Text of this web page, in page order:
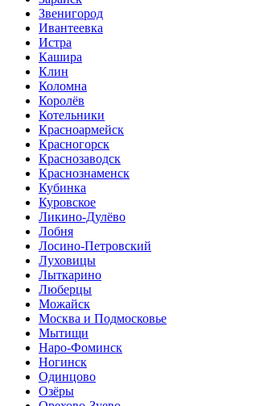
Звенигород
Ивантеевка
Истра
Кашира
Клин
Коломна
Королёв
Котельники
Красноармейск
Красногорск
Краснозаводск
Краснознаменск
Кубинка
Куровское
Ликино-Дулёво
Лобня
Лосино-Петровский
Луховицы
Лыткарино
Люберцы
Можайск
Москва и Подмосковье
Мытищи
Наро-Фоминск
Ногинск
Одинцово
Озёры